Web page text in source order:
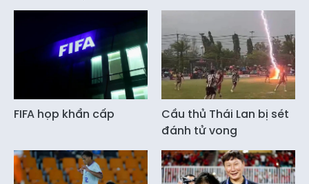
FIFA họp khẩn cấp
Cầu thủ Thái Lan bị sét
đánh tử vong